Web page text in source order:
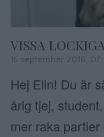
VISSA
15 september 2016,
Hej Elin! Du är
årig tjej,
mer raka